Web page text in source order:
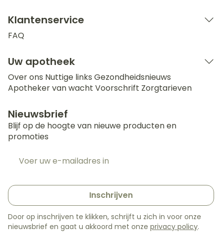
Klantenservice
FAQ
Uw apotheek
Over ons Nuttige links Gezondheidsnieuws
Apotheker van wacht Voorschrift Zorgtarieven
Nieuwsbrief
Blijf op de hoogte van nieuwe producten en
promoties
Inschrijven
Door op inschrijven te klikken, schrijft u zich in voor onze
nieuwsbrief en gaat u akkoord met onze privacy policy.